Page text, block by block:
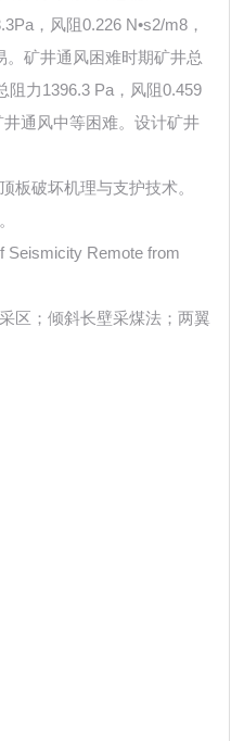
，风阻0.226 N•s2/m8，
矿井通风困难时期矿井总
阻力1396.3 Pa，风阻0.459
通风中等困难。设计矿井
板破坏机理与支护技术。
Seismicity Remote from
区；倾斜长壁采煤法；两翼